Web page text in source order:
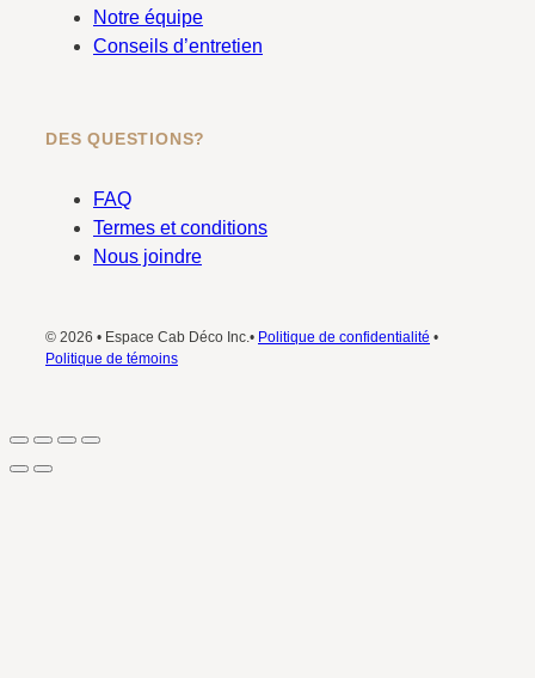
Notre équipe
Conseils d’entretien
DES QUESTIONS?
FAQ
Termes et conditions
Nous joindre
© 2026 • Espace Cab Déco Inc.• Politique de confidentialité •
Politique de témoins